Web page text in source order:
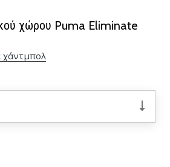
χώρου Puma Eliminate
χάντμπολ